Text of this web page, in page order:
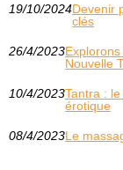
19/10/2024Devenir
clés
26/4/2023
Nouvelle
10/4/2023Tantra :
érotique
08/4/2023Le